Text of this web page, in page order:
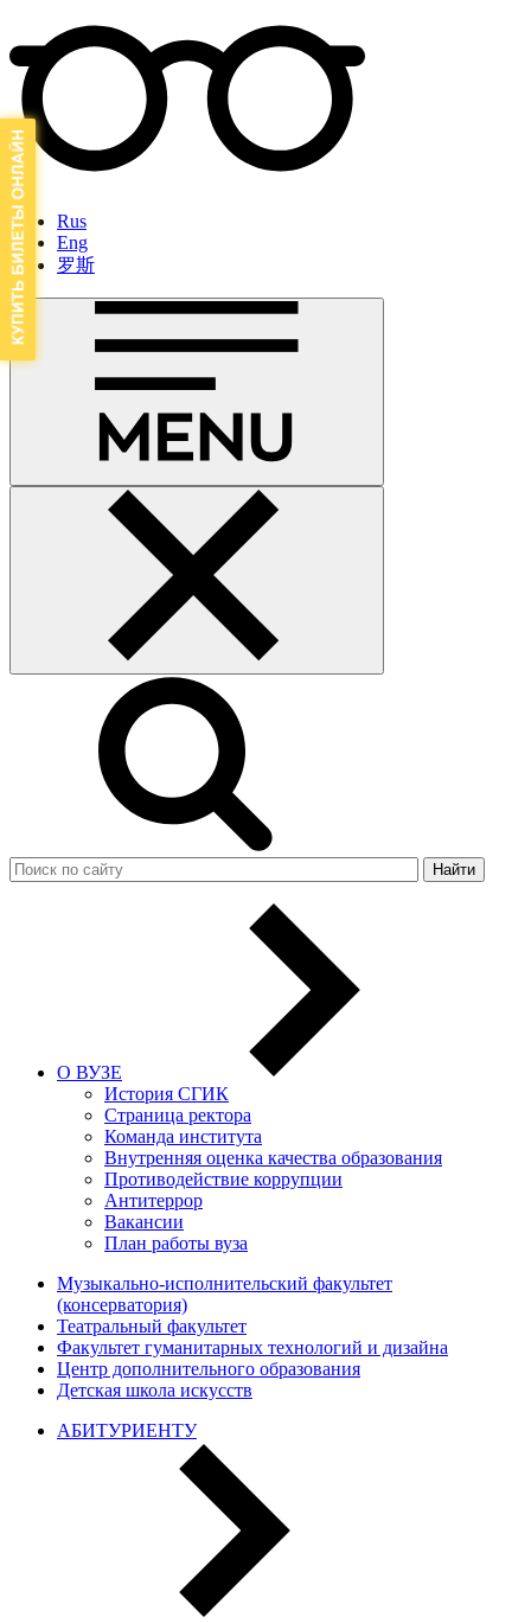
Rus
Eng
罗斯
Найти
О ВУЗЕ
История СГИК
Страница ректора
Команда института
Внутренняя оценка качества образования
Противодействие коррупции
Антитеррор
Вакансии
План работы вуза
Музыкально-исполнительский факультет
(консерватория)
Театральный факультет
Факультет гуманитарных технологий и дизайна
Центр дополнительного образования
Детская школа искусств
АБИТУРИЕНТУ